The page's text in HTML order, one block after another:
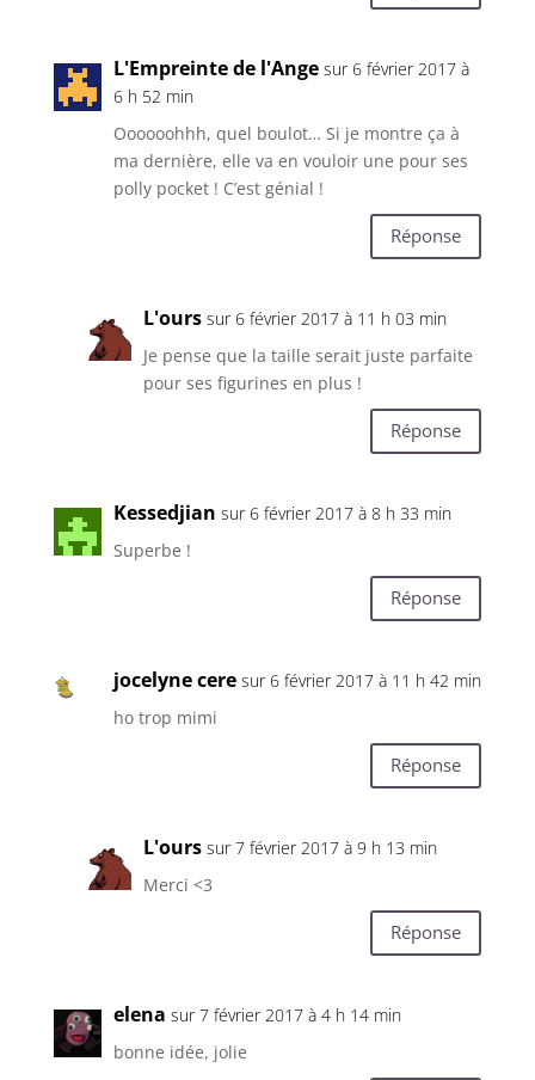
L'Empreinte de l'Ange sur 6 février 2017 à
6 h 52 min
Oooooohhh, quel boulot… Si je montre ça à
ma dernière, elle va en vouloir une pour ses
polly pocket ! C’est génial !
Réponse
L'ours sur 6 février 2017 à 11 h 03 min
Je pense que la taille serait juste parfaite
pour ses figurines en plus !
Réponse
Kessedjian sur 6 février 2017 à 8 h 33 min
Superbe !
Réponse
jocelyne cere sur 6 février 2017 à 11 h 42 min
ho trop mimi
Réponse
L'ours sur 7 février 2017 à 9 h 13 min
Merci <3
Réponse
elena sur 7 février 2017 à 4 h 14 min
bonne idée, jolie